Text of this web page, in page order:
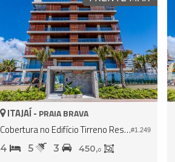
#1.249
ITAJAÍ - PRAIA BRAVA
Cobertura no Edifício Tirreno Residenziale
4 5 3 450,0